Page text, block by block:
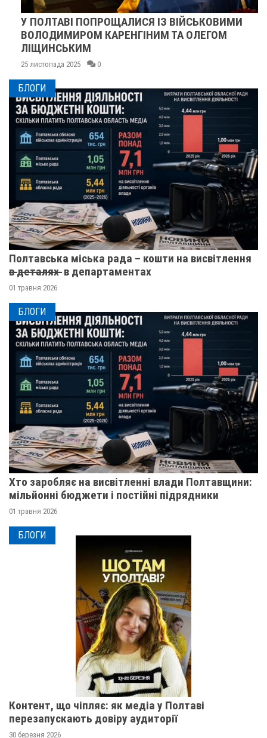
У ПОЛТАВІ ПОПРОЩАЛИСЯ ІЗ ВІЙСЬКОВИМИ
ВОЛОДИМИРОМ КАРЕНГІНИМ ТА ОЛЕГОМ
ЛІЩИНСЬКИМ
25 листопада 2025 0
БЛОГИ
Полтавська міська рада – кошти на висвітлення
в̶ ̶д̶е̶т̶а̶л̶я̶х̶ ̶ в департаментах
01 травня 2026
БЛОГИ
Хто заробляє на висвітленні влади Полтавщини:
мільйонні бюджети і постійні підрядники
01 травня 2026
БЛОГИ
Контент, що чіпляє: як медіа у Полтаві
перезапускають довіру аудиторії
30 березня 2026